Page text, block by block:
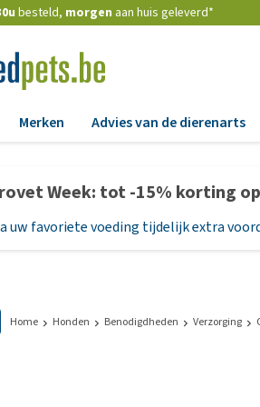
besteld, morgen aan huis geleverd*
Hondenbrokken
Natvoer
Graanvrij
Merken Advies van de dierenarts
Week: tot -15% korting
uw favoriete voeding tijdelijk extra
Home Honden Benodigdheden Verzorging